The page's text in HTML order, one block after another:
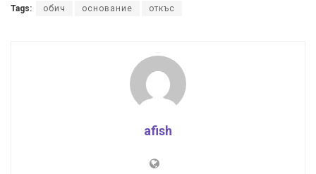
Tags: обич основание откъс
afish